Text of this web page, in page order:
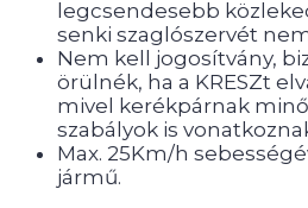
legcsendesebb
senki szaglószervét
Nem kell jogosítvány,
örülnék, ha a KRESZt
mivel kerékpárnak
szabályok is
Max. 25Km/h
jármű.